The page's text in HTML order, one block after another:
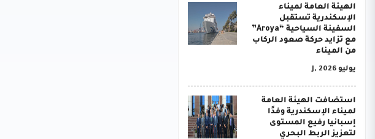
الهيئة العامة لميناء
الإسكندرية تستقبل
السفينة السياحية “Aroya”
مع تزايد حركة صعود الركاب
من الميناء
يوليو J, 2026
استضافت الهيئة العامة
لميناء الإسكندرية وفدًا
إسبانيا رفيع المستوى
لتعزيز الربط البحري